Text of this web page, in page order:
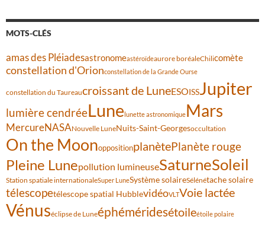
MOTS-CLÉS
amas des Pléiadesastronomeastéroïdeaurore boréaleChilicomète
constellation d'Orionconstellation de la Grande Ourse
constellation du Taureaucroissant de LuneESOISSJupiter
lumière cendréeLunelunette astronomiqueMars
MercureNASANouvelle LuneNuits-Saint-Georgesoccultation
On the MoonoppositionplanètePlanète rouge
Pleine Lunepollution lumineuseSaturneSoleil
Station spatiale internationaleSuper LuneSystème solaireSélénétache solaire
télescopetélescope spatial HubblevidéoVLTVoie lactée
Vénuséclipse de Luneéphéméridesétoileétoile polaire